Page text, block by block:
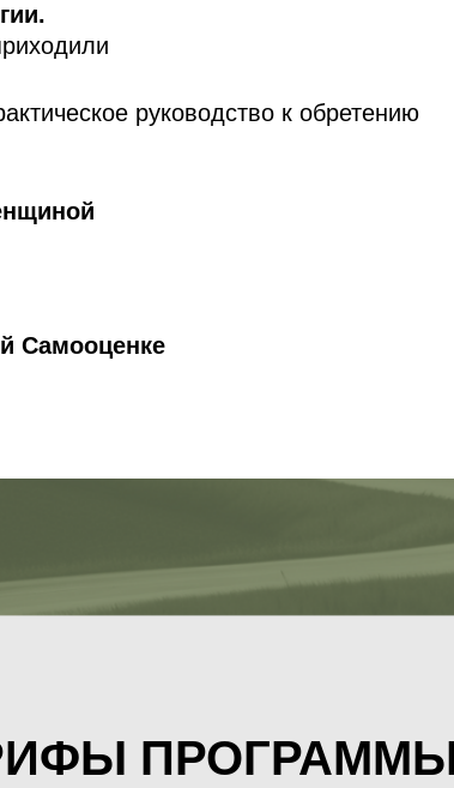
руководство к обретению
Самооценке